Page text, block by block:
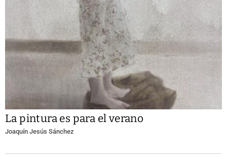
La pintura es para el verano
Joaquín Jesús Sánchez